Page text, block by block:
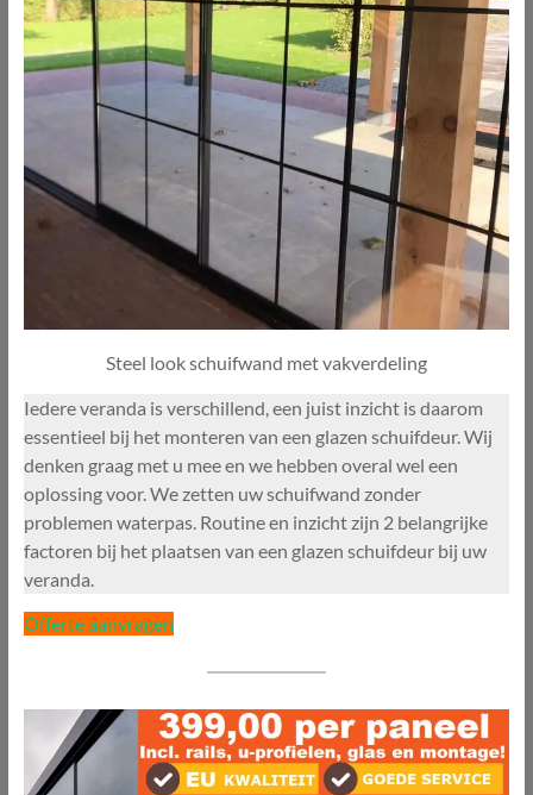
Steel look schuifwand met vakverdeling
Iedere veranda is verschillend, een juist inzicht is daarom
essentieel bij het monteren van een glazen schuifdeur. Wij
denken graag met u mee en we hebben overal wel een
oplossing voor. We zetten uw schuifwand zonder
problemen waterpas. Routine en inzicht zijn 2 belangrijke
factoren bij het plaatsen van een glazen schuifdeur bij uw
veranda.
Offerte aanvragen